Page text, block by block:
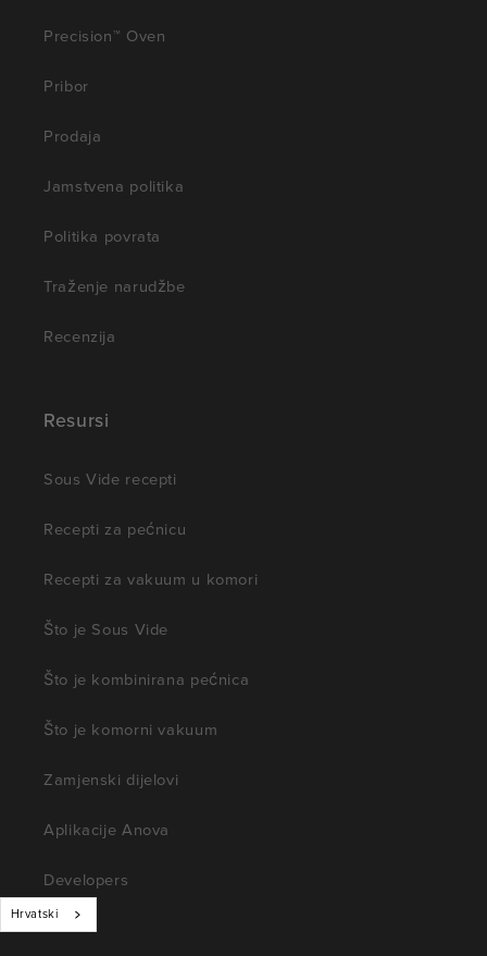
Precision™ Oven
Pribor
Prodaja
Jamstvena politika
Politika povrata
Traženje narudžbe
Recenzija
Resursi
Sous Vide recepti
Recepti za pećnicu
Recepti za vakuum u komori
Što je Sous Vide
Što je kombinirana pećnica
Što je komorni vakuum
Zamjenski dijelovi
Aplikacije Anova
Developers
Hrvatski